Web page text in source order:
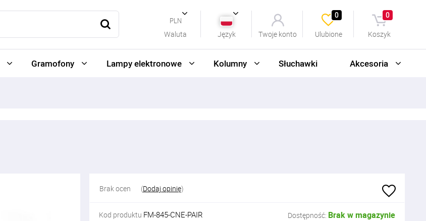
Waluta
PLN
Język Twoje konto Ulubione
0
Koszyk
0
Gramofony Lampy elektronowe Kolumny Słuchawki Akcesoria
Brak ocen (Dodaj opinię)
Kod produktu FM-845-CNE-PAIR Dostępność: Brak w magazynie